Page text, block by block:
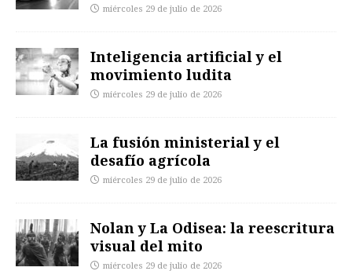
miércoles 29 de julio de 2026
Inteligencia artificial y el
movimiento ludita
miércoles 29 de julio de 2026
La fusión ministerial y el
desafío agrícola
miércoles 29 de julio de 2026
Nolan y La Odisea: la reescritura
visual del mito
miércoles 29 de julio de 2026